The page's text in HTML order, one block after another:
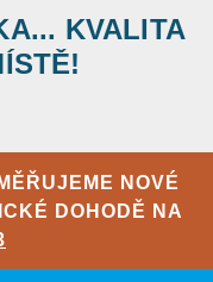
KVALITA
NOVÉ
DOHODĚ NA